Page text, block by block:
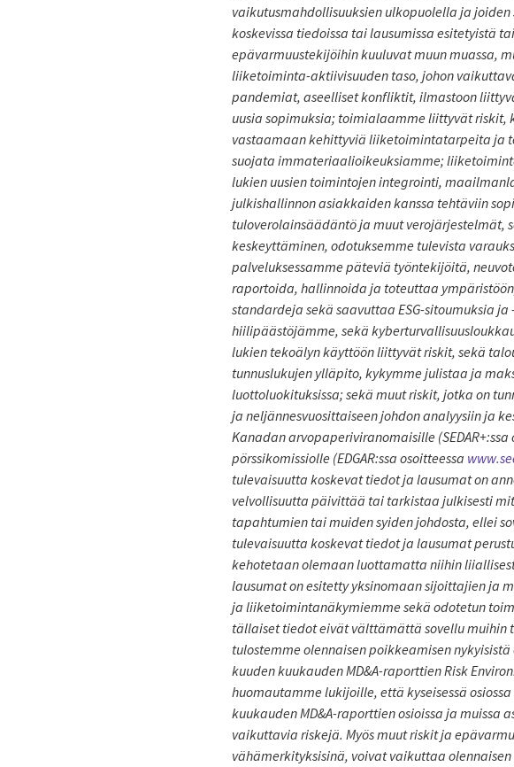
vaikutusmahdollisuuksien ulkopuolella ja
koskevissa tiedoissa tai lausumissa esitetyistä
epävarmuustekijöihin kuuluvat muun muassa,
liiketoiminta-aktiivisuuden taso, johon
pandemiat, aseelliset konfliktit, ilmastoon
uusia sopimuksia; toimialaamme liittyvät
vastaamaan kehittyviä liiketoimintatarpeita ja
suojata immateriaalioikeuksiamme;
lukien uusien toimintojen integrointi,
julkishallinnon asiakkaiden kanssa tehtäviin
tuloverolainsäädäntö ja muut verojärjestelmät,
keskeyttäminen, odotuksemme tulevista
palveluksessamme päteviä työntekijöitä,
raportoida, hallinnoida ja toteuttaa
standardeja sekä saavuttaa ESG-sitoumuksia
hiilipäästöjämme, sekä
lukien tekoälyn käyttöön liittyvät riskit, sekä
tunnuslukujen ylläpito, kykymme julistaa ja
luottoluokituksissa; sekä muut riskit, jotka on
ja neljännesvuosittaiseen johdon analyysiin ja
Kanadan arvopaperiviranomaisille (SEDAR+:ssa
pörssikomissiolle (EDGAR:ssa osoitteessa
tulevaisuutta koskevat tiedot ja lausumat on
velvollisuutta päivittää tai tarkistaa julkisesti
tapahtumien tai muiden syiden johdosta, ellei
tulevaisuutta koskevat tiedot ja lausumat
kehotetaan olemaan luottamatta niihin
lausumat on esitetty yksinomaan sijoittajien ja
ja liiketoimintanäkymiemme sekä odotetun
tällaiset tiedot eivät välttämättä sovellu
tulostemme olennaisen poikkeamisen
kuuden kuukauden MD&A-raporttien Risk
huomautamme lukijoille, että kyseisessä
kuukauden MD&A-raporttien osioissa ja
vaikuttavia riskejä. Myös muut riskit ja
vähämerkityksisinä, voivat vaikuttaa